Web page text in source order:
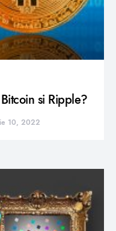
si Ripple?
10, 2022